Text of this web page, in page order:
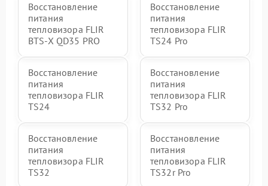
Восстановление
питания
тепловизора FLIR
BTS-X QD35 PRO
Восстановление
питания
тепловизора FLIR
TS24 Pro
Восстановление
питания
тепловизора FLIR
TS24
Восстановление
питания
тепловизора FLIR
TS32 Pro
Восстановление
питания
тепловизора FLIR
TS32
Восстановление
питания
тепловизора FLIR
TS32r Pro